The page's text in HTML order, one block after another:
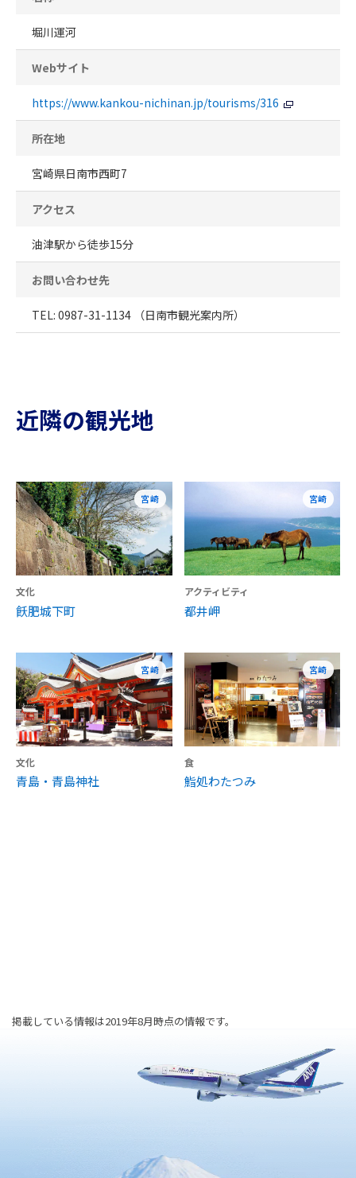
堀川運河
Webサイト
https://www.kankou-nichinan.jp/tourisms/316
所在地
宮崎県日南市西町7
アクセス
油津駅から徒歩15分
お問い合わせ先
TEL: 0987-31-1134 （日南市観光案内所）
近隣の観光地
宮崎
文化
飫肥城下町
宮崎
アクティビティ
都井岬
宮崎
文化
青島・青島神社
宮崎
食
鮨処わたつみ
掲載している情報は2019年8月時点の情報です。